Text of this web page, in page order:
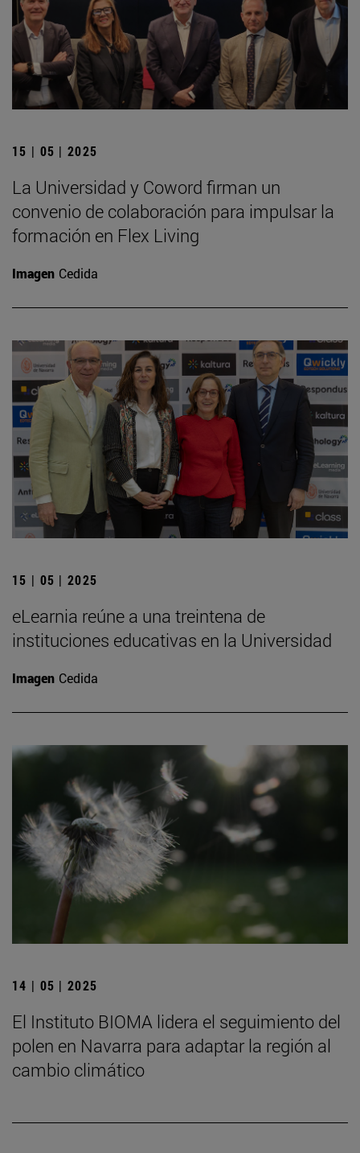
15 | 05 | 2025
La Universidad y Coword firman un
convenio de colaboración para impulsar la
formación en Flex Living
Imagen Cedida
15 | 05 | 2025
eLearnia reúne a una treintena de
instituciones educativas en la Universidad
Imagen Cedida
14 | 05 | 2025
El Instituto BIOMA lidera el seguimiento del
polen en Navarra para adaptar la región al
cambio climático